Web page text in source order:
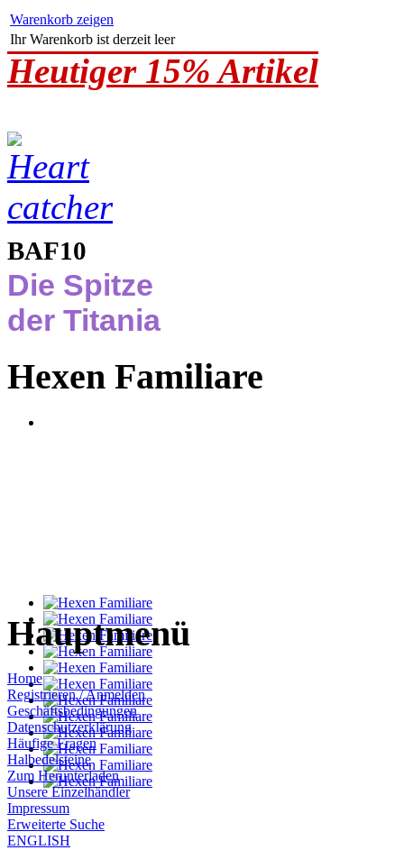
Warenkorb zeigen
Ihr Warenkorb ist derzeit leer
Heutiger 15% Artikel
BAF10
Die Spitze
der Titania
Hexen Familiare
Hauptmenü
Home
Registrieren / Anmelden
Geschäftsbedingungen
Datenschutzerklärung
Häufige Fragen
Halbedelsteine
Zum Herunterladen
Unsere Einzelhändler
Impressum
Erweiterte Suche
ENGLISH